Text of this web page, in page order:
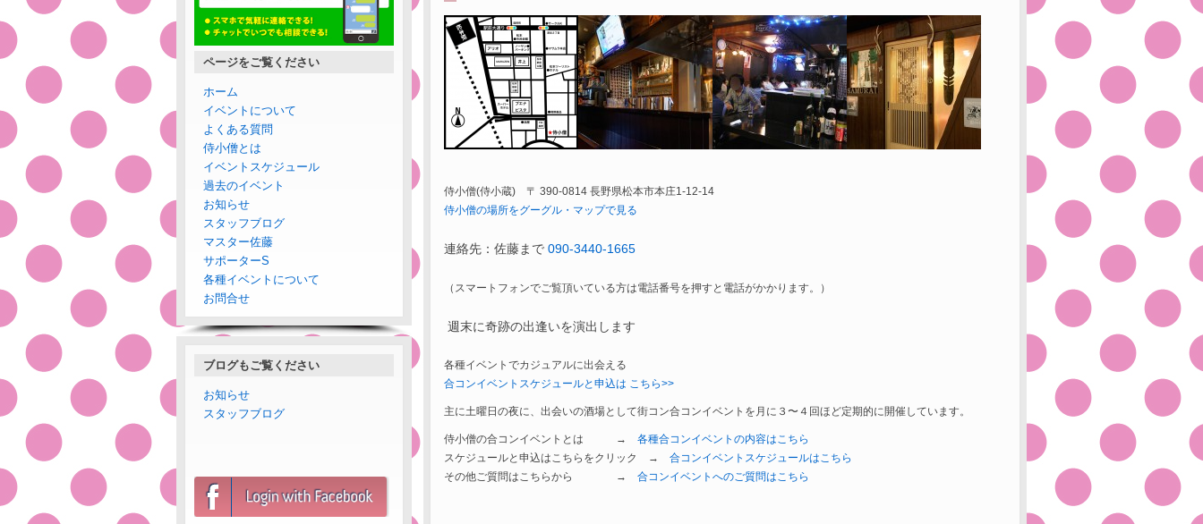
侍小僧(侍小蔵) 〒 390-0814 長野県松本市本庄1-12-14‎
侍小僧の場所をグーグル・マップで見る
連絡先：佐藤まで 090-3440-1665
（スマートフォンでご覧頂いている方は電話番号を押すと電話がかかります。）
週末に奇跡の出逢いを演出します
各種イベントでカジュアルに出会える
合コンイベントスケジュールと申込は こちら>>
主に土曜日の夜に、出会いの酒場として街コン合コンイベントを月に３〜４回ほど定期的に開催しています。
侍小僧の合コンイベントとは → 各種合コンイベントの内容はこちら
スケジュールと申込はこちらをクリック → 合コンイベントスケジュールはこちら
その他ご質問はこちらから → 合コンイベントへのご質問はこちら
ページをご覧ください
ホーム
イベントについて
よくある質問
侍小僧とは
イベントスケジュール
過去のイベント
お知らせ
スタッフブログ
マスター佐藤
サポーターS
各種イベントについて
お問合せ
ブログもご覧ください
お知らせ
スタッフブログ